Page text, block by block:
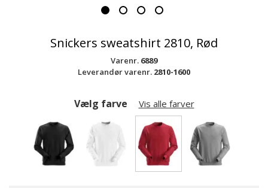
Snickers sweatshirt 2810, Rød
Varenr. 6889
Leverandør varenr. 2810-1600
Vælg farve Vis alle farver